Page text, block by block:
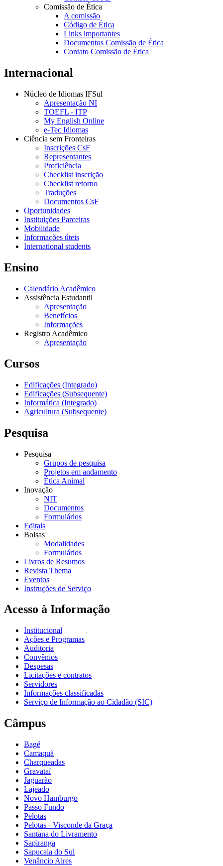
Comissão de Ética
A comissão
Código de Ética
Links importantes
Documentos Comissão de Ética
Contato Comissão de Ética
Internacional
Núcleo de Idiomas IFSul
Apresentação NI
TOEFL - ITP
My English Online
e-Tec Idiomas
Ciência sem Fronteiras
Inscrições CsF
Representantes
Proficiência
Checklist inscrição
Checklist retorno
Traduções
Documentos CsF
Oportunidades
Instituições Parceiras
Mobilidade
Informações úteis
International students
Ensino
Calendário Acadêmico
Assistência Estudantil
Apresentação
Benefícios
Informações
Registro Acadêmico
Apresentação
Cursos
Edificações (Integrado)
Edificações (Subsequente)
Informática (Integrado)
Agricultura (Subsequente)
Pesquisa
Pesquisa
Grupos de pesquisa
Projetos em andamento
Ética Animal
Inovação
NIT
Documentos
Formulários
Editais
Bolsas
Modalidades
Formulários
Livros de Resumos
Revista Thema
Eventos
Instruções de Serviço
Acesso à Informação
Institucional
Ações e Programas
Auditoria
Convênios
Despesas
Licitações e contratos
Servidores
Informações classificadas
Serviço de Informação ao Cidadão (SIC)
Câmpus
Bagé
Camaquã
Charqueadas
Gravataí
Jaguarão
Lajeado
Novo Hamburgo
Passo Fundo
Pelotas
Pelotas - Visconde da Graça
Santana do Livramento
Sapiranga
Sapucaia do Sul
Venâncio Aires